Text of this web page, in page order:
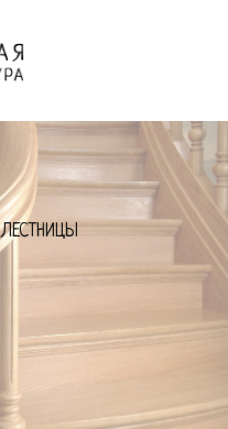
ЛЕСТНИЦЫ